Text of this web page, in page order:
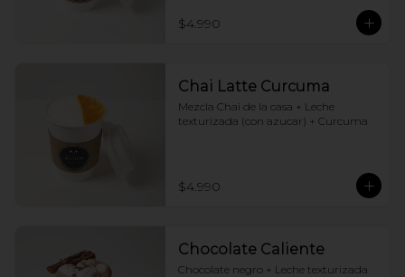
$4.990
Chai Latte Curcuma
Mezcla Chai de la casa + Leche
texturizada (con azucar) + Curcuma
$4.990
Chocolate Caliente
Chocolate negro + Leche texturizada